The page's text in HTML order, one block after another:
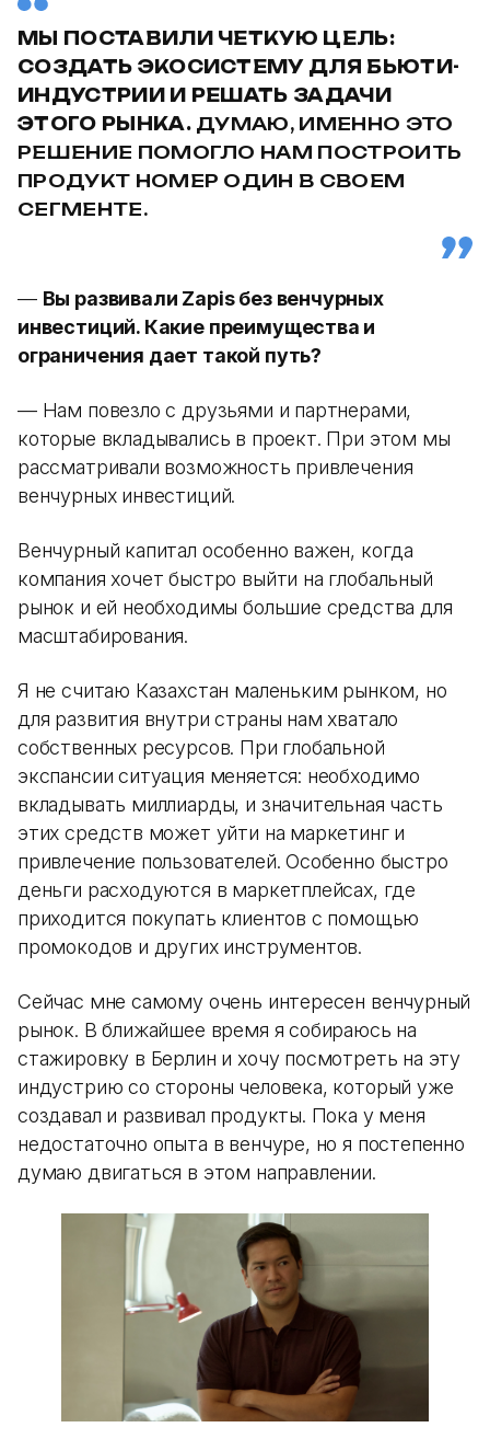
МЫ ПОСТАВИЛИ ЧЕТКУЮ ЦЕЛЬ:
СОЗДАТЬ ЭКОСИСТЕМУ ДЛЯ БЬЮТИ-
ИНДУСТРИИ И РЕШАТЬ ЗАДАЧИ
ЭТОГО РЫНКА. ДУМАЮ, ИМЕННО ЭТО
РЕШЕНИЕ ПОМОГЛО НАМ ПОСТРОИТЬ
ПРОДУКТ НОМЕР ОДИН В СВОЕМ
СЕГМЕНТЕ.
— Вы развивали Zapis без венчурных
инвестиций. Какие преимущества и
ограничения дает такой путь?
— Нам повезло с друзьями и партнерами,
которые вкладывались в проект. При этом мы
рассматривали возможность привлечения
венчурных инвестиций.
Венчурный капитал особенно важен, когда
компания хочет быстро выйти на глобальный
рынок и ей необходимы большие средства для
масштабирования.
Я не считаю Казахстан маленьким рынком, но
для развития внутри страны нам хватало
собственных ресурсов. При глобальной
экспансии ситуация меняется: необходимо
вкладывать миллиарды, и значительная часть
этих средств может уйти на маркетинг и
привлечение пользователей. Особенно быстро
деньги расходуются в маркетплейсах, где
приходится покупать клиентов с помощью
промокодов и других инструментов.
Сейчас мне самому очень интересен венчурный
рынок. В ближайшее время я собираюсь на
стажировку в Берлин и хочу посмотреть на эту
индустрию со стороны человека, который уже
создавал и развивал продукты. Пока у меня
недостаточно опыта в венчуре, но я постепенно
думаю двигаться в этом направлении.